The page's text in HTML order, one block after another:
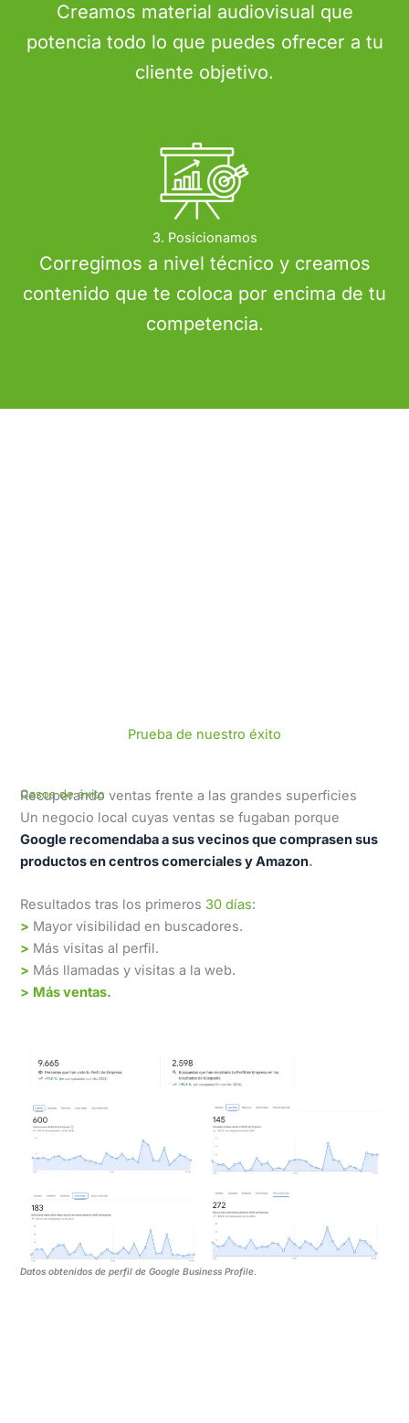
Creamos material audiovisual que
potencia todo lo que puedes ofrecer a tu
cliente objetivo.
3. Posicionamos
Corregimos a nivel técnico y creamos
contenido que te coloca por encima de tu
competencia.
Prueba de nuestro éxito
Casos de éxito
Recuperando ventas frente a las grandes superficies
Un negocio local cuyas ventas se fugaban porque
Google recomendaba a sus vecinos que comprasen sus
productos en centros comerciales y Amazon.
Resultados tras los primeros 30 días:
> Mayor visibilidad en buscadores.
> Más visitas al perfil.
> Más llamadas y visitas a la web.
> Más ventas.
Datos obtenidos de perfil de Google Business Profile.